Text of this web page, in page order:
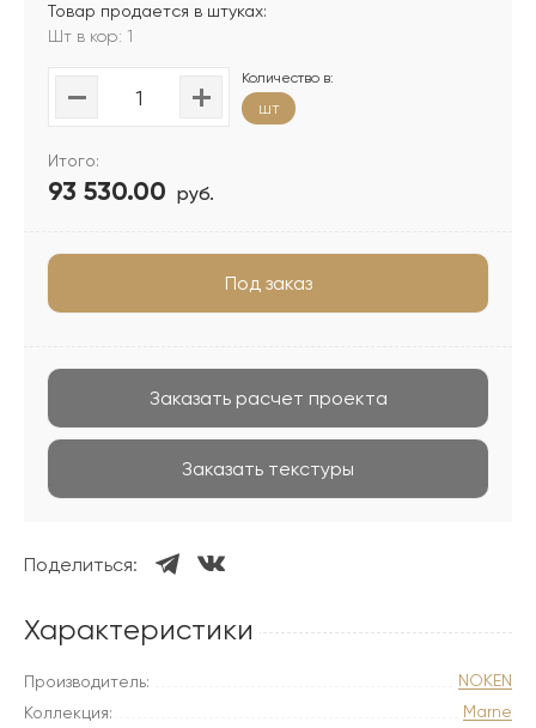
Товар продается в штуках:
Шт в кор: 1
Количество в:
шт
Итого:
93 530.00 руб.
Под заказ
Заказать расчет проекта
Заказать текстуры
Поделиться:
Характеристики
Производитель:
NOKEN
Коллекция:
Marne